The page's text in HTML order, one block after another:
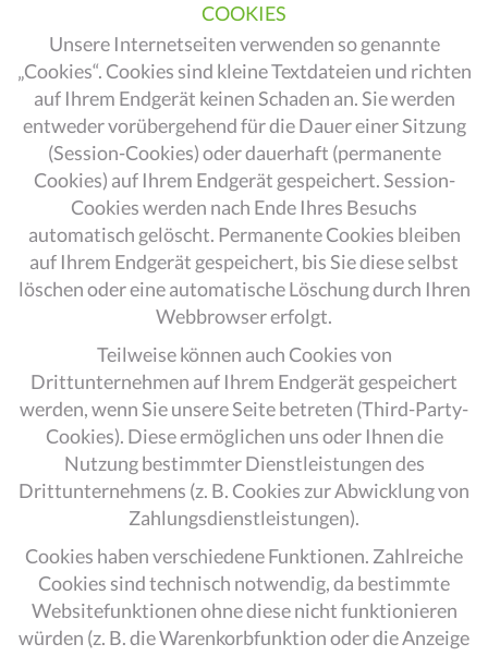
COOKIES
Unsere Internetseiten verwenden so genannte
„Cookies“. Cookies sind kleine Textdateien und richten
auf Ihrem Endgerät keinen Schaden an. Sie werden
entweder vorübergehend für die Dauer einer Sitzung
(Session-Cookies) oder dauerhaft (permanente
Cookies) auf Ihrem Endgerät gespeichert. Session-
Cookies werden nach Ende Ihres Besuchs
automatisch gelöscht. Permanente Cookies bleiben
auf Ihrem Endgerät gespeichert, bis Sie diese selbst
löschen oder eine automatische Löschung durch Ihren
Webbrowser erfolgt.
Teilweise können auch Cookies von
Drittunternehmen auf Ihrem Endgerät gespeichert
werden, wenn Sie unsere Seite betreten (Third-Party-
Cookies). Diese ermöglichen uns oder Ihnen die
Nutzung bestimmter Dienstleistungen des
Drittunternehmens (z. B. Cookies zur Abwicklung von
Zahlungsdienstleistungen).
Cookies haben verschiedene Funktionen. Zahlreiche
Cookies sind technisch notwendig, da bestimmte
Websitefunktionen ohne diese nicht funktionieren
würden (z. B. die Warenkorbfunktion oder die Anzeige